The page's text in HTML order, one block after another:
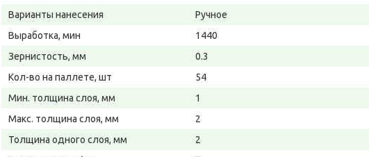
Варианты нанесения
Ручное
Выработка, мин
1440
Зернистость, мм
0.3
Кол-во на паллете, шт
54
Мин. толщина слоя, мм
1
Макс. толщина слоя, мм
2
Толщина одного слоя, мм
2